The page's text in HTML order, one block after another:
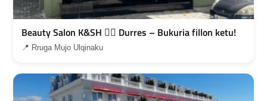
Beauty Salon K&SH 💇‍♀️ Durres – Bukuria fillon ketu!
📍 Rruga Mujo Ulqinaku